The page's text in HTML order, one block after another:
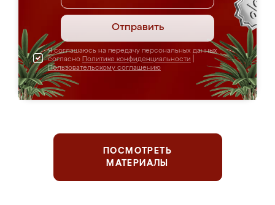
Отправить
Я соглашаюсь на передачу персональных данных
согласно Политике конфиденциальности
Пользовательскому соглашению
ПОСМОТРЕТЬ
МАТЕРИАЛЫ